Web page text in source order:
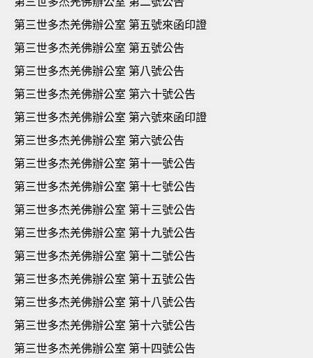
第三世多杰羌佛辦公室 第五號來函印證
第三世多杰羌佛辦公室 第五號公告
第三世多杰羌佛辦公室 第八號公告
第三世多杰羌佛辦公室 第六十號公告
第三世多杰羌佛辦公室 第六號來函印證
第三世多杰羌佛辦公室 第六號公告
第三世多杰羌佛辦公室 第十一號公告
第三世多杰羌佛辦公室 第十七號公告
第三世多杰羌佛辦公室 第十三號公告
第三世多杰羌佛辦公室 第十九號公告
第三世多杰羌佛辦公室 第十二號公告
第三世多杰羌佛辦公室 第十五號公告
第三世多杰羌佛辦公室 第十八號公告
第三世多杰羌佛辦公室 第十六號公告
第三世多杰羌佛辦公室 第十四號公告